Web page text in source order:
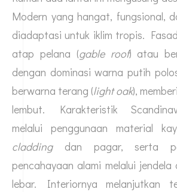
Modern yang hangat, fungsional,
diadaptasi untuk iklim tropis.
atap pelana (gable roof) atau
dengan dominasi warna putih
berwarna terang (light oak),
lembut. Karakteristik
melalui penggunaan material
claddingdan pagar, serta
pencahayaan alami melalui
lebar. Interiornya melanjutkan